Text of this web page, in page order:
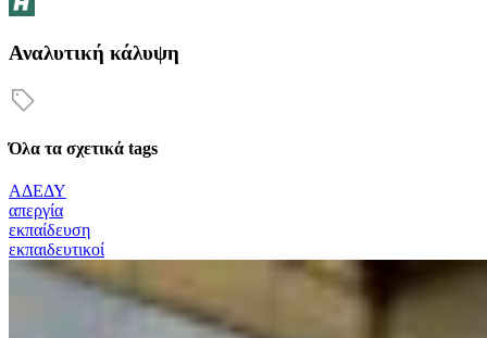
Αναλυτική κάλυψη
Όλα τα σχετικά tags
ΑΔΕΔΥ
απεργία
εκπαίδευση
εκπαιδευτικοί